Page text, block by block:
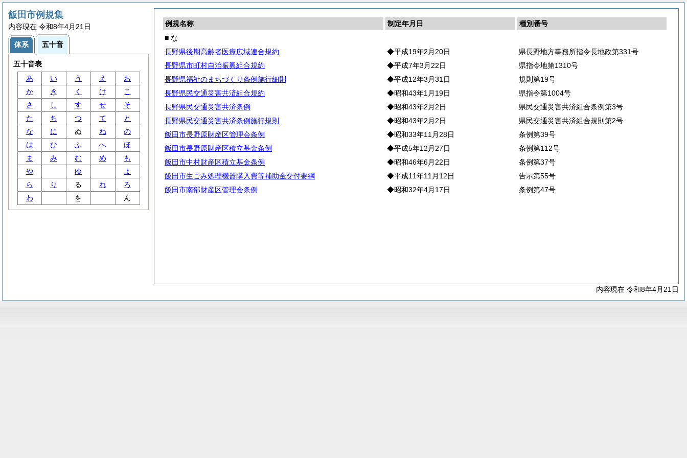
例規名称 制定年月日
種別番号
■ な
長野県後期高齢者医療広域連合規約
◆平成19年2月20日
県長野地方事務所指令長地政第331号
長野県市町村自治振興組合規約
◆平成7年3月22日
県指令地第1310号
長野県福祉のまちづくり条例施行細則
◆平成12年3月31日
規則第19号
長野県民交通災害共済組合規約
◆昭和43年1月19日
県指令第1004号
長野県民交通災害共済条例
◆昭和43年2月2日
県民交通災害共済組合条例第3号
長野県民交通災害共済条例施行規則
◆昭和43年2月2日
県民交通災害共済組合規則第2号
飯田市長野原財産区管理会条例
◆昭和33年11月28日
条例第39号
飯田市長野原財産区積立基金条例
◆平成5年12月27日
条例第112号
飯田市中村財産区積立基金条例
◆昭和46年6月22日
条例第37号
飯田市生ごみ処理機器購入費等補助金交付要綱
◆平成11年11月12日
告示第55号
飯田市南部財産区管理会条例
◆昭和32年4月17日 条例第47号
内容現在 令和8年4月21日
飯田市例規集
内容現在 令和8年4月21日
体系 五十音
五十音表
あ
い う え
お
か
き く け
こ
さ
し す せ
そ
た
ち つ て
と
な
に ぬ ね
の
は
ひ ふ へ
ほ
ま
み む め
も
や
ゆ
よ
ら
り る れ
ろ
わ
を ん